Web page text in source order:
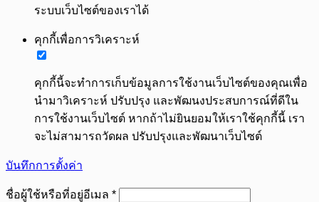
ระบบเว็บไซต์ของเราได้
คุกกี้เพื่อการวิเคราะห์
คุกกี้นี้จะทำการเก็บข้อมูลการใช้งานเว็บไซต์ของคุณเพื่อ
นำมาวิเคราะห์ ปรับปรุง และพัฒนงประสบการณ์ที่ดีใน
การใช้งานเว็บไซต์ หากถ้าไม่ยินยอมให้เราใช้คุกกี้นี้ เรา
จะไม่สามารถวัดผล ปรับปรุงและพัฒนาเว็บไซต์
บันทึกการตั้งค่า
ชื่อผู้ใช้หรือที่อยู่อีเมล *ต้องการ